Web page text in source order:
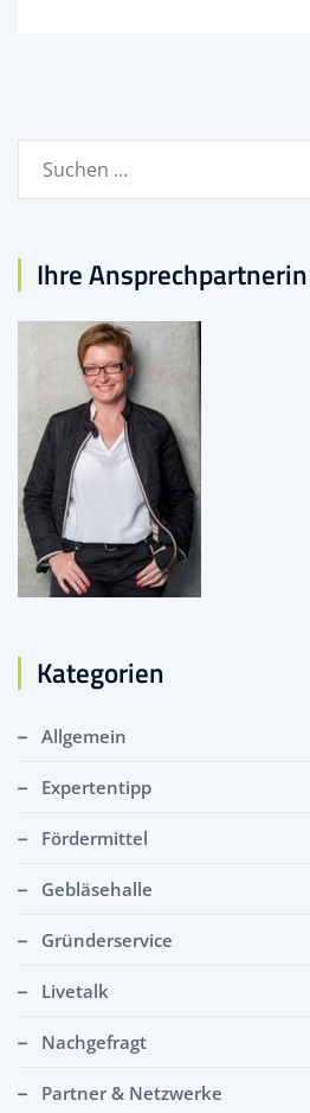
Suchen
Ihre Ansprechpartnerin
Kategorien
Allgemein
Expertentipp
Fördermittel
Gebläsehalle
Gründerservice
Livetalk
Nachgefragt
Partner & Netzwerke